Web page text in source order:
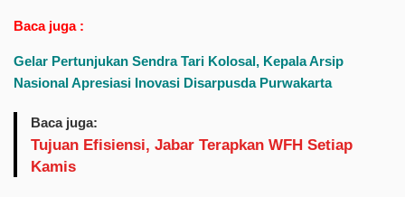
Baca juga :
Gelar Pertunjukan Sendra Tari Kolosal, Kepala Arsip
Nasional Apresiasi Inovasi Disarpusda Purwakarta
Baca juga:
Tujuan Efisiensi, Jabar Terapkan WFH Setiap
Kamis